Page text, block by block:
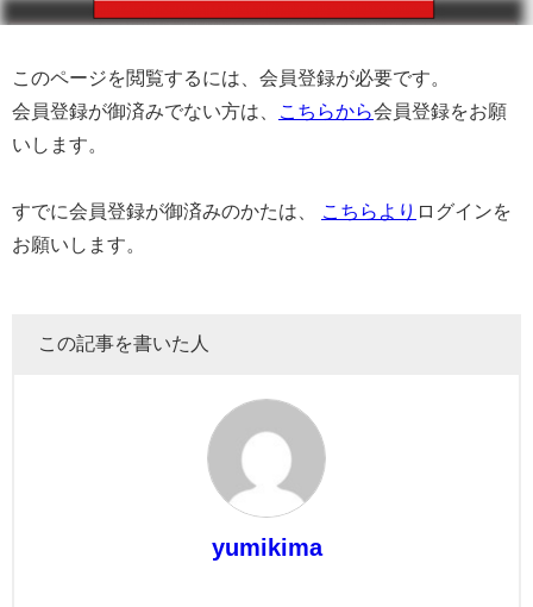
このページを閲覧するには、会員登録が必要です。
会員登録が御済みでない方は、
こちらから会員登録をお願
いします。
すでに会員登録が御済みのかたは、 こちらより ログインを
お願いします。
この記事を書いた人
yumikima